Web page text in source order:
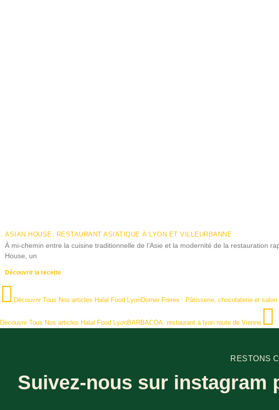
ASIAN HOUSE, RESTAURANT ASIATIQUE À LYON ET VILLEURBANNE
À mi-chemin entre la cuisine traditionnelle de l’Asie et la modernité de la restauration
House, un
Découvrir la recette
Découvrir Tous Nos articles Halal Food LyonDorner Frères : Pâtisserie, chocolaterie et
Découvrir Tous Nos articles Halal Food LyonBARBACOA, restaurant à lyon route de Vienne
RESTONS
Suivez-nous sur instagram